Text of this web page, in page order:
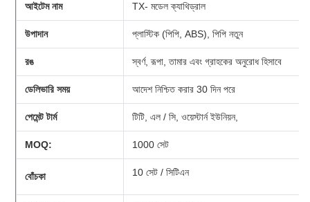
আইটেম নাম TX- মডেল ক্যাথিড্রাল
উপাদান প্লাস্টিক (পিপি, ABS), পিপি নতুন
রঙ স্বর্ণ, রূপা, তামার এবং গ্রাহকের অনুরোধ হিসাবে
ডেলিভারি সময় আদেশ নিশ্চিত করার 30 দিন পরে
পেমেন্ট টার্ম টিটি, এল / সি, ওয়েস্টার্ন ইউনিয়ন,
MOQ: 1000 সেট
বোঁচকা 10 সেট / সিটিএন